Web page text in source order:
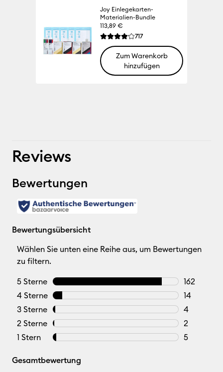
Joy Einlegekarten-
Materialien-Bundle
113,89 €
Die durchschnittliche Bewertung für
717Reviews
Zum Warenkorb
hinzufügen
Reviews